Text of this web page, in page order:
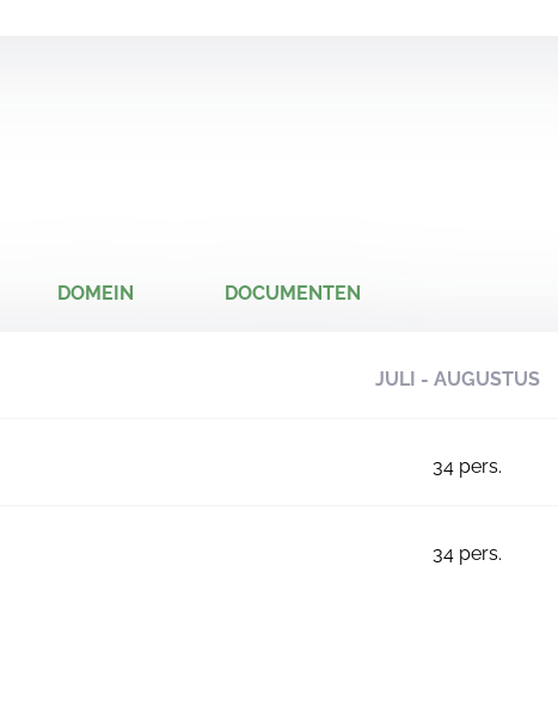
DOMEIN DOCUMENTEN
JULI - AUGUSTUS
34 pers.
34 pers.